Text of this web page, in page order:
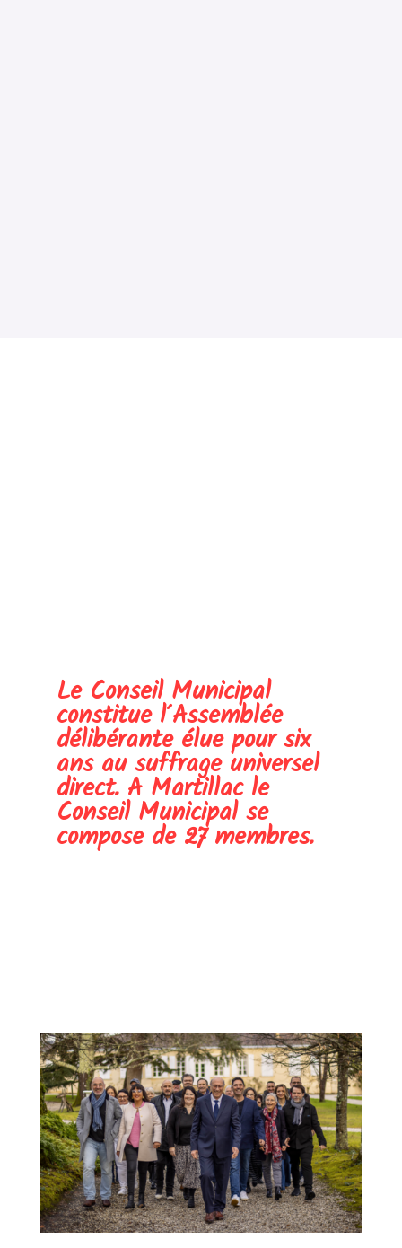
Le Conseil Municipal
constitue l’Assemblée
délibérante élue pour six
ans au suffrage universel
direct. A Martillac le
Conseil Municipal se
compose de 27 membres.